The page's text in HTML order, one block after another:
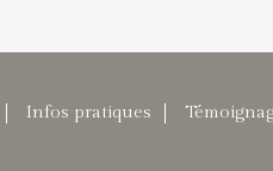
Infos pratiques